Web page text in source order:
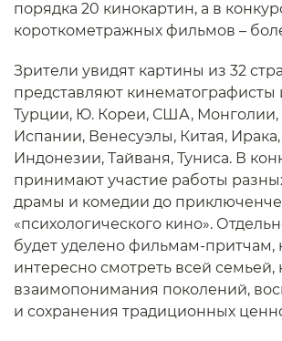
порядка 20 кинокартин, а в
короткометражных фильмов –
Зрители увидят картины из 32
представляют кинематографисты
Турции, Ю. Кореи, США, Монголии,
Испании, Венесуэлы, Китая,
Индонезии, Тайваня, Туниса. В
принимают участие работы
драмы и комедии до
«психологического кино».
будет уделено фильмам-притчам,
интересно смотреть всей семьей,
взаимопонимания поколений,
и сохранения традиционных